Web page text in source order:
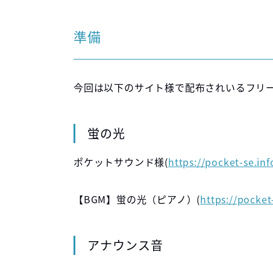
準備
今回は以下のサイト様で配布されいるフリ
蛍の光
ポケットサウンド様(https://pocket-
【BGM】蛍の光（ピアノ）(https://
アナウンス音